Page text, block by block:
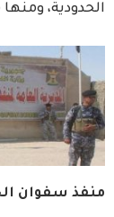
الحدودية،
منفذ سفوان